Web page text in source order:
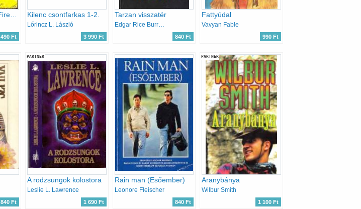
Ft
Kilenc csontfarkas 1-2.
Lőrincz L. László
3 990 Ft
Tarzan visszatér
Edgar Rice Burroughs
840 Ft
Fattyúdal
Vavyan Fable
990 Ft
840 Ft
PARTNER
A rodzsungok kolostora
Leslie L. Lawrence
1 690 Ft
Rain man (Esőember)
Leonore Fleischer
840 Ft
PARTNER
Aranybánya
Wilbur Smith
1 100 Ft